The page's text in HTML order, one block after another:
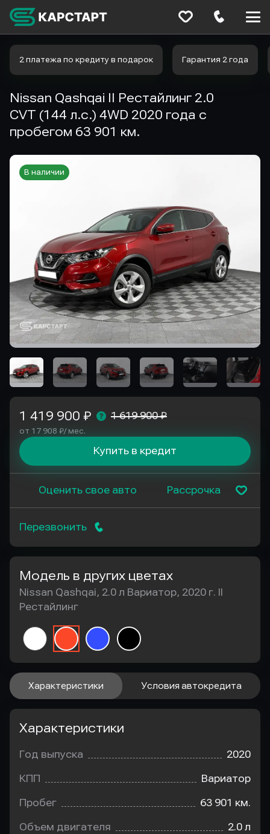
2 платежа по кредиту в подарок Гарантия 2 года
Nissan Qashqai II Рестайлинг 2.0
CVT (144 л.с.) 4WD 2020 года с
пробегом 63 901 км.
В наличии
1 419 900 ₽ 1 619 900 ₽
от 17 908 ₽/ мес.
Купить в кредит
Оценить свое авто Рассрочка
Перезвонить
Модель в других цветах
Nissan Qashqai, 2.0 л Вариатор, 2020 г. II
Рестайлинг
Характеристики Условия автокредита
Характеристики
Год выпуска 2020
КПП Вариатор
Пробег 63 901 км.
Объем двигателя 2.0 л